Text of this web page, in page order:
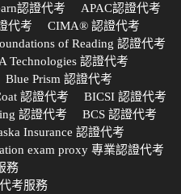
認證代考
APAC認證代考
代考
CIMA® 認證代考
of Reading 認證代考
Technologies 認證代考
Blue Prism 認證代考
認證代考
BICSI 認證代考
認證代考
BCS 認證代考
Insurance 認證代考
exam proxy 專業認證代考
務
考服務